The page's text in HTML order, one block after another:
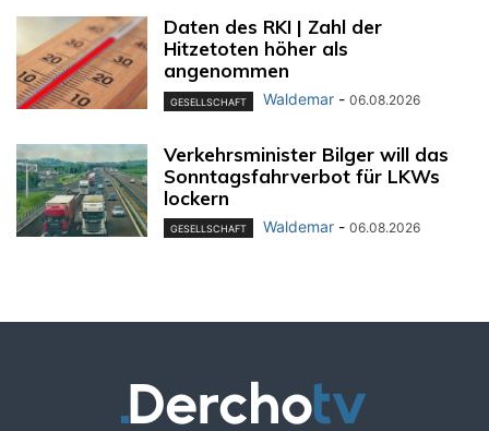
Daten des RKI | Zahl der
Hitzetoten höher als
angenommen
GESELLSCHAFT Waldemar - 06.08.2026
Verkehrsminister Bilger will das
Sonntagsfahrverbot für LKWs
lockern
GESELLSCHAFT Waldemar - 06.08.2026